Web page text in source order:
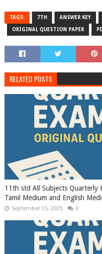
TAGS: 7TH ANSWER KEY
ORIGINAL QUESTION PAPER
RELATED POSTS
11th std All Subjects Quarterly
Tamil Medium and English
September 15, 2025 0